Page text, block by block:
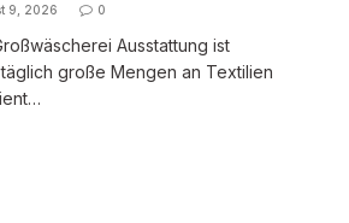
9, 2026 0
Ausstattung ist
große Mengen an Textilien